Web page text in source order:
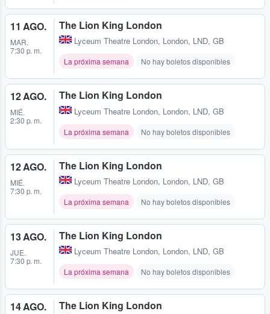
11 AGO.
MAR.
7:30 p. m.
The Lion King London
Lyceum Theatre London, London, LND, GB
La próxima semana No hay boletos disponibles
12 AGO.
MIÉ.
2:30 p. m.
The Lion King London
Lyceum Theatre London, London, LND, GB
La próxima semana No hay boletos disponibles
12 AGO.
MIÉ.
7:30 p. m.
The Lion King London
Lyceum Theatre London, London, LND, GB
La próxima semana No hay boletos disponibles
13 AGO.
JUE.
7:30 p. m.
The Lion King London
Lyceum Theatre London, London, LND, GB
La próxima semana No hay boletos disponibles
14 AGO. The Lion King London